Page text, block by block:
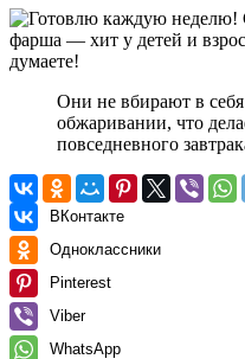
Они не вбирают в
обжаривании, что
повседневного
ВКонтакте
Одноклассники
Pinterest
Viber
WhatsApp